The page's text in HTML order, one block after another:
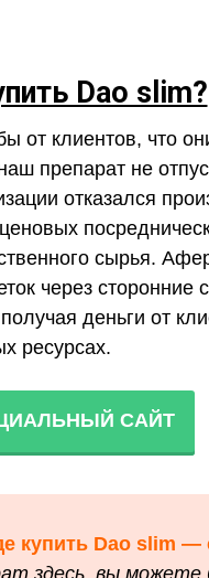
Dao slim?
клиентов, что
препарат не
отказался
сырья.
через
деньги от
ресурсах.
САЙТ
купить Dao slim —
здесь, вы